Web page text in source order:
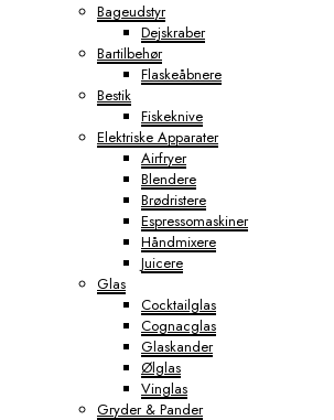
Bageudstyr
Dejskraber
Bartilbehør
Flaskeåbnere
Bestik
Fiskeknive
Elektriske Apparater
Airfryer
Blendere
Brødristere
Espressomaskiner
Håndmixere
Juicere
Glas
Cocktailglas
Cognacglas
Glaskander
Ølglas
Vinglas
Gryder & Pander